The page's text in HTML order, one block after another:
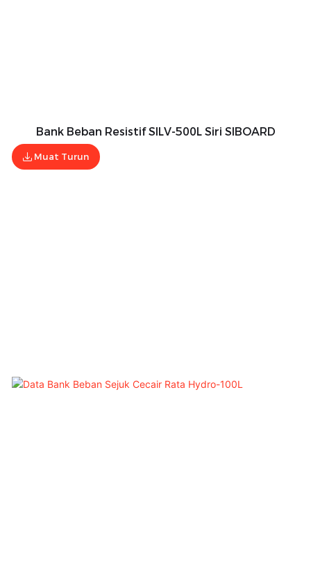
Bank Beban Resistif SILV-500L Siri SIBOARD
Muat Turun